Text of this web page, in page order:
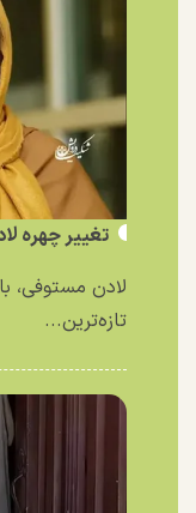
تغییر چهره
لادن مستوفی،
تازه‌ترین...